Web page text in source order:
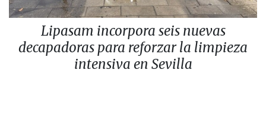
Lipasam incorpora seis nuevas
decapadoras para reforzar la limpieza
intensiva en Sevilla